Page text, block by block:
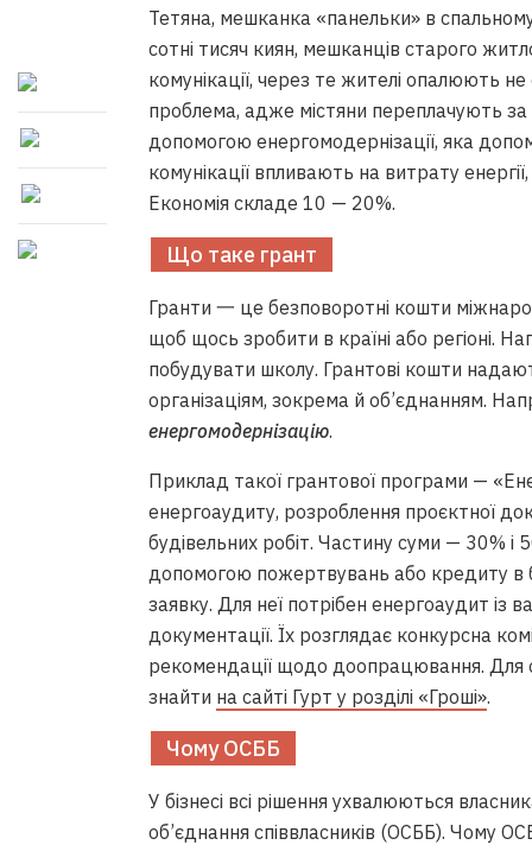
Тетяна, мешканка «панельки» в
сотні тисяч киян, мешканців старого
комунікації, через те жителі опалюють
проблема, адже містяни переплачують за
допомогою енергомодернізації, яка
комунікації впливають на витрату
Економія складе 10 — 20%.
Що таке грант
Гранти 一 це безповоротні кошти
щоб щось зробити в країні або регіоні.
побудувати школу. Грантові кошти
організаціям, зокрема й об’єднанням.
енергомодернізацію.
Приклад такої грантової програми —
енергоаудиту, розроблення проєктної
будівельних робіт. Частину суми — 30%
допомогою пожертвувань або кредиту в
заявку. Для неї потрібен енергоаудит із
документації. Їх розглядає конкурсна
рекомендації щодо доопрацювання. Для
знайти на сайті Гурт у розділі «Гроші».
Чому ОСББ
У бізнесі всі рішення ухвалюються
об’єднання співвласників (ОСББ). Чому